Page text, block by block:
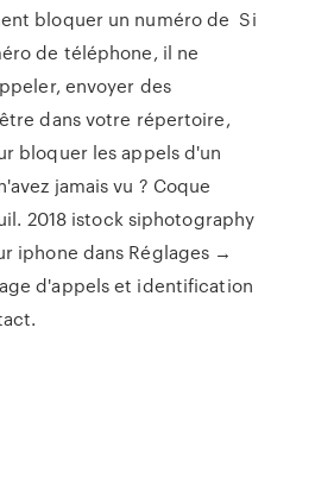
bloquer un numéro de Si
de téléphone, il ne
envoyer des
dans votre répertoire,
bloquer les appels d'un
jamais vu ? Coque
2018 istock siphotography
iphone dans Réglages →
d'appels et identification